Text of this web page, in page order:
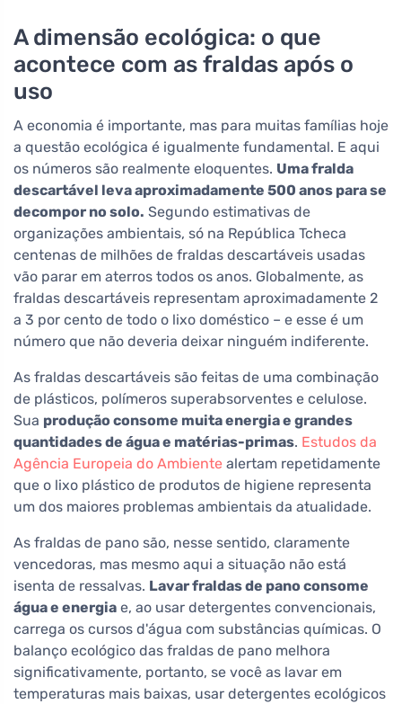
A dimensão ecológica: o que
acontece com as fraldas após o
uso
A economia é importante, mas para muitas famílias hoje
a questão ecológica é igualmente fundamental. E aqui
os números são realmente eloquentes. Uma fralda
descartável leva aproximadamente 500 anos para se
decompor no solo. Segundo estimativas de
organizações ambientais, só na República Tcheca
centenas de milhões de fraldas descartáveis usadas
vão parar em aterros todos os anos. Globalmente, as
fraldas descartáveis representam aproximadamente 2
a 3 por cento de todo o lixo doméstico – e esse é um
número que não deveria deixar ninguém indiferente.
As fraldas descartáveis são feitas de uma combinação
de plásticos, polímeros superabsorventes e celulose.
Sua produção consome muita energia e grandes
quantidades de água e matérias-primas. Estudos da
Agência Europeia do Ambiente alertam repetidamente
que o lixo plástico de produtos de higiene representa
um dos maiores problemas ambientais da atualidade.
As fraldas de pano são, nesse sentido, claramente
vencedoras, mas mesmo aqui a situação não está
isenta de ressalvas. Lavar fraldas de pano consome
água e energia e, ao usar detergentes convencionais,
carrega os cursos d'água com substâncias químicas. O
balanço ecológico das fraldas de pano melhora
significativamente, portanto, se você as lavar em
temperaturas mais baixas, usar detergentes ecológicos